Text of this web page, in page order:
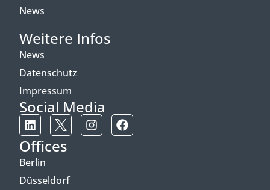
News
Weitere Infos
News
Datenschutz
Impressum
Social Media
Offices
Berlin
Düsseldorf